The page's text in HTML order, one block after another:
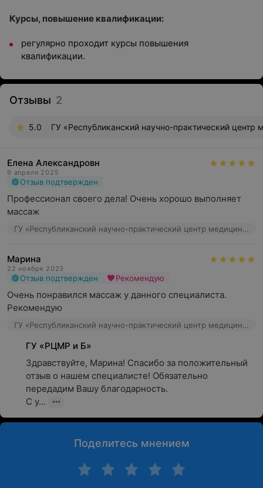
Курсы, повышение квалификации:
регулярно проходит курсы повышения
квалификации.
Отзывы 2
5.0 ГУ «Республиканский научно-практический
Елена Александровн
9 апреля 2025
Отзыв подтвержден
Профессионал своего дела! Очень хорошо выполняет
массаж
ГУ «Республиканский научно-практический центр медицинской экспертизы и реабилитаци», ул. Макаенка, 17
Марина
22 ноября 2023
Отзыв подтвержден Рекомендую
Очень понравился массаж у данного специалиста.
Рекомендую
ГУ «Республиканский научно-практический центр медицинской экспертизы и реабилитаци», ул. Макаенка, 17
ГУ «РЦМР и Б»
Здравствуйте, Марина! Спасибо за положительный
отзыв о нашем специалисте! Обязательно
передадим Вашу благодарность.
С у...
Поделитесь мнением